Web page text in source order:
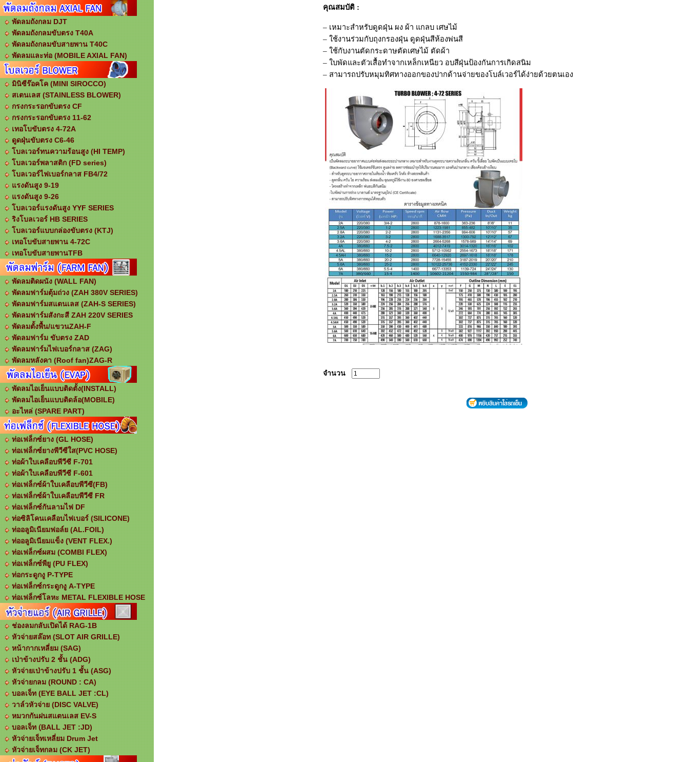
พัดลมถังกลม DJT
พัดลมถังกลมขับตรง T40A
พัดลมถังกลมขับสายพาน T40C
พัดลมและท่อ (MOBILE AXIAL FAN)
มินิซีร๊อคโค (MINI SIROCCO)
สเตนเลส (STAINLESS BLOWER)
กรงกระรอกขับตรง CF
กรงกระรอกขับตรง 11-62
เทอโบขับตรง 4-72A
ดูดฝุ่นขับตรง C6-46
โบลเวอร์ทนความร้อนสูง (HI TEMP)
โบลเวอร์พลาสติก (FD series)
โบลเวอร์ไฟเบอร์กลาส FB4/72
แรงดันสูง 9-19
แรงดันสูง 9-26
โบลเวอร์แรงดันสูง YYF SERIES
ริงโบลเวอร์ HB SERIES
โบลเวอร์แบบกล่องขับตรง (KTJ)
เทอโบขับสายพาน 4-72C
เทอโบขับสายพานTFB
พัดลมติดผนัง (WALL FAN)
พัดลมฟาร์มตุ้มถ่วง (ZAH 380V SERIES)
พัดลมฟาร์มสแตนเลส (ZAH-S SERIES)
พัดลมฟาร์มสังกะสี ZAH 220V SERIES
พัดลมตั้งพื้น/แขวนZAH-F
พัดลมฟาร์ม ขับตรง ZAD
พัดลมฟาร์มไฟเบอร์กลาส (ZAG)
พัดลมหลังคา (Roof fan)ZAG-R
พัดลมไอเย็นแบบติดตั้ง(INSTALL)
พัดลมไอเย็นแบบติดล้อ(MOBILE)
อะไหล่ (SPARE PART)
ท่อเฟล็กซ์ยาง (GL HOSE)
ท่อเฟล็กซ์ยางพีวีซีใส(PVC HOSE)
ท่อผ้าใบเคลือบพีวีซี F-701
ท่อผ้าใบเคลือบพีวีซี F-601
ท่อเฟล็กซ์ผ้าใบเคลือบพีวีซี(FB)
ท่อเฟล็กซ์ผ้าใบเคลือบพีวีซี FR
ท่อเฟล็กซ์กันลามไฟ DF
ท่อซิลิโคนเคลือบไฟเบอร์ (SILICONE)
ท่ออลูมิเนียมฟอล์ย (AL.FOIL)
ท่ออลูมิเนียมแข็ง (VENT FLEX.)
ท่อเฟล็กซ์ผสม (COMBI FLEX)
ท่อเฟล็กซ์พียู (PU FLEX)
ท่อกระดูกงู P-TYPE
ท่อเฟล็กซ์กระดูกงู A-TYPE
ท่อเฟล็กซ์โลหะ METAL FLEXIBLE HOSE
ช่องลมกลับเปิดได้ RAG-1B
หัวจ่ายสล๊อท (SLOT AIR GRILLE)
หน้ากากเหลี่ยม (SAG)
เป่าข้างปรับ 2 ชั้น (ADG)
หัวจ่ายเป่าข้างปรับ 1 ชั้น (ASG)
หัวจ่ายกลม (ROUND : CA)
บอลเจ็ท (EYE BALL JET :CL)
วาล์วหัวจ่าย (DISC VALVE)
หมวกกันฝนสแตนเลส EV-S
บอลเจ็ท (ฺBALL JET :JD)
หัวจ่ายเจ็ทเหลี่ยม Drum Jet
หัวจ่ายเจ็ทกลม (CK JET)
คุณสมบัติ :
– เหมาะสำหรับดูดฝุ่น ผง ผ้า แกลบ เศษไม้
– ใช้งานร่วมกับถุงกรองฝุ่น ดูดฝุ่นสีห้องพ่นสี
– ใช้กับงานตัดกระดาษตัดเศษไม้ ตัดผ้า
– ใบพัดและตัวเสื้อทำจากเหล็กเหนียว อบสีฝุ่นป้องกันการเกิดสนิม
– สามารถปรับหมุมทิศทางออกของปากด้านจ่ายของโบล์เวอร์ได้ง่ายด้วยตนเอง
จำนวน